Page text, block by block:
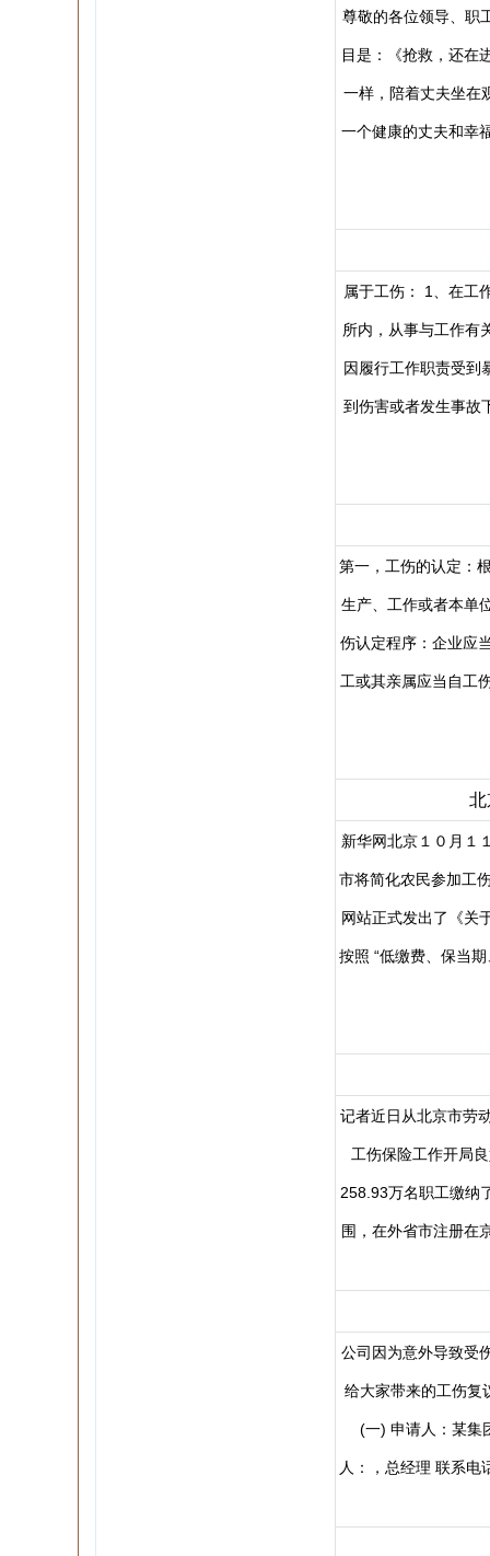
尊敬的各位领导、职
目是：《抢救，还在
一样，陪着丈夫坐在
一个健康的丈夫和幸
属于工伤： 1、在工
所内，从事与工作有
因履行工作职责受到
到伤害或者发生事故
第一，工伤的认定：
生产、工作或者本单
伤认定程序：企业应
工或其亲属应当自工
北
新华网北京１０月１
市将简化农民参加工
网站正式发出了《关
按照 “低缴费、保当
记者近日从北京市劳
工伤保险工作开局
258.93万名职工缴纳
围，在外省市注册在
公司因为意外导致受
给大家带来的工伤复
(一) 申请人：某集
人：，总经理 联系电